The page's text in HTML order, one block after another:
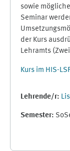
sowie
Seminar
der Kurs
Lehramts
Kurs im HIS-LSF
Lehrende/r:
Semester: